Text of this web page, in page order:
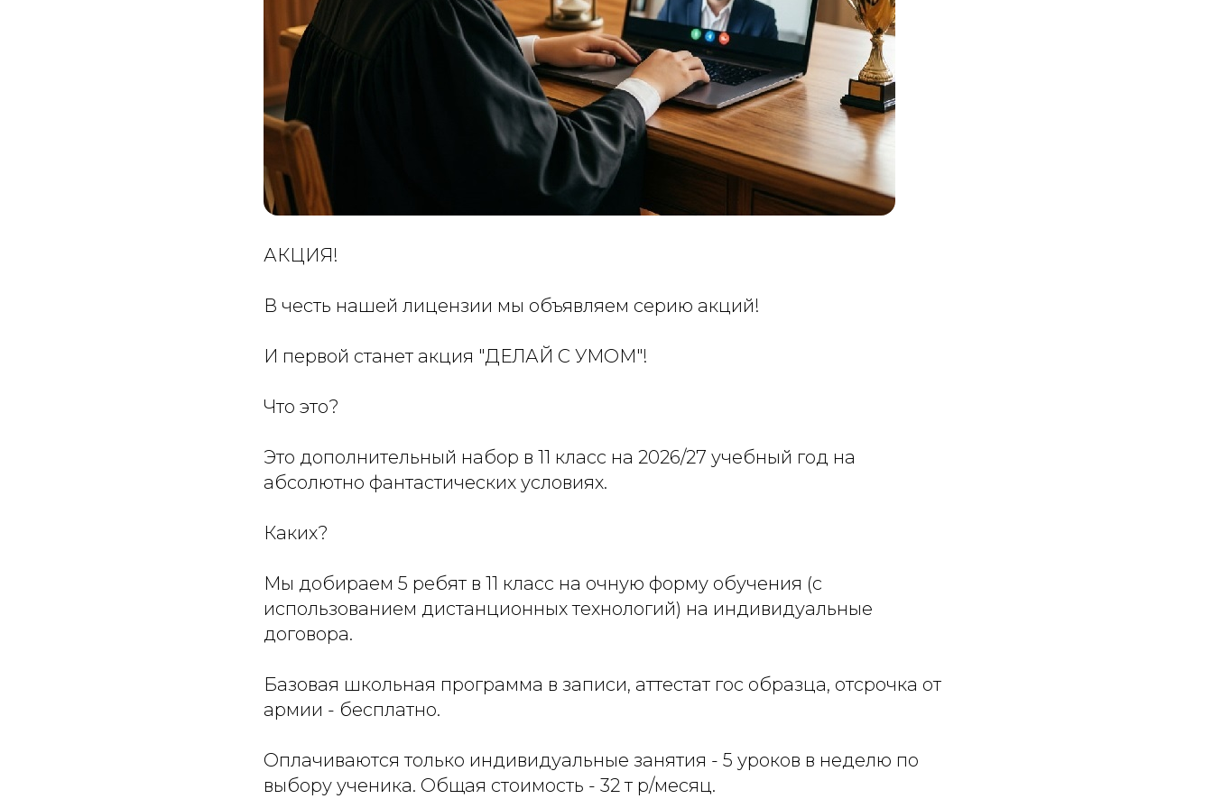
АКЦИЯ!
В честь нашей лицензии мы объявляем серию акций!
И первой станет акция "ДЕЛАЙ С УМОМ"!
Что это?
Это дополнительный набор в 11 класс на 2026/27 учебный год на
абсолютно фантастических условиях.
Каких?
Мы добираем 5 ребят в 11 класс на очную форму обучения (с
использованием дистанционных технологий) на индивидуальные
договора.
Базовая школьная программа в записи, аттестат гос образца, отсрочка от
армии - бесплатно.
Оплачиваются только индивидуальные занятия - 5 уроков в неделю по
выбору ученика. Общая стоимость - 32 т р/месяц.